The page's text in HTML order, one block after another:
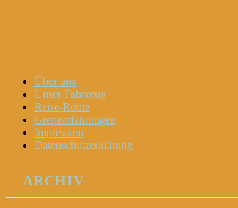
Menu
Widgets
Search
Skip
content
Über uns
Unser Fahrzeug
Reise-Route
Grenzerfahrungen
Impressum
Datenschutzerklärung
ARCHIV